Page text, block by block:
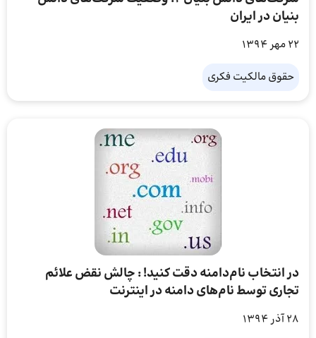
بنیان در ایران
22 مهر 1394
حقوق مالکیت فکری
در انتخاب نام‌دامنه دقت کنید! : چالش نقض علائم
تجاری توسط نام‌های دامنه در اینترنت
28 آذر 1394